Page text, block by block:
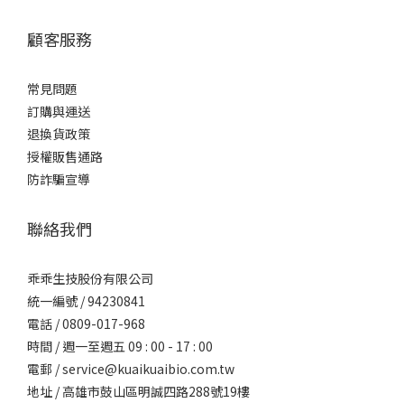
顧客服務
常見問題
訂購與運送
退換貨政策
授權販售通路
防詐騙宣導
聯絡我們
乖乖生技股份有限公司
統一編號 / 94230841
電話 / 0809-017-968
時間 / 週一至週五 09 : 00 - 17 : 00
電郵 /service@kuaikuaibio.com.tw
地址 / 高雄市鼓山區明誠四路288號19樓